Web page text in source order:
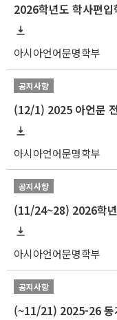
2026학년도 학사편
아시아언어문명학부
공지사항
(12/1) 2025 아언문
아시아언어문명학부
공지사항
아시아언어문명학부
공지사항
(~11/21) 2025-26 동